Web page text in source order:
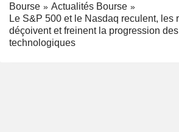
Bourse
Actualités Bourse
Le S&P 500 et le Nasdaq reculent, les
déçoivent et freinent la progression
technologiques